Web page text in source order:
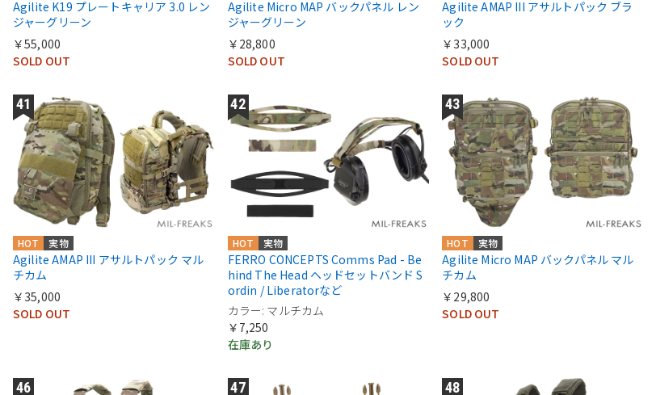
Agilite K19 プレートキャリア 3.0 レン
ジャーグリーン
￥55,000
SOLD OUT
Agilite Micro MAP バックパネル レン
ジャーグリーン
￥28,800
SOLD OUT
Agilite AMAP III アサルトパック ブラ
ック
￥33,000
SOLD OUT
実物
HOT
Agilite AMAP III アサルトパック マル
チカム
￥35,000
SOLD OUT
実物
HOT
FERRO CONCEPTS Comms Pad - Be
hind The Head ヘッドセットバンド S
ordin / Liberatorなど
カラー: マルチカム
￥7,250
在庫あり
実物
HOT
Agilite Micro MAP バックパネル マル
チカム
￥29,800
SOLD OUT